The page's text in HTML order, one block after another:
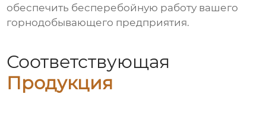
обеспечить бесперебойную работу вашего
горнодобывающего предприятия.
Соответствующая
Продукция